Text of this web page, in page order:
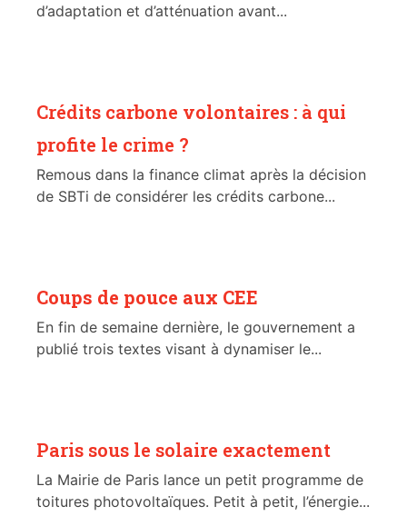
d’adaptation et d’atténuation avant...
Crédits carbone volontaires : à qui
profite le crime ?
Remous dans la finance climat après la décision
de SBTi de considérer les crédits carbone...
Coups de pouce aux CEE
En fin de semaine dernière, le gouvernement a
publié trois textes visant à dynamiser le...
Paris sous le solaire exactement
La Mairie de Paris lance un petit programme de
toitures photovoltaïques. Petit à petit, l’énergie...